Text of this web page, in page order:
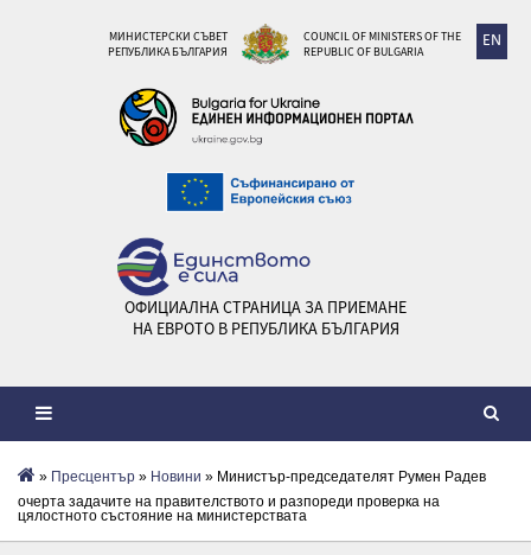
EN
МИНИСТЕРСКИ СЪВЕТ
РЕПУБЛИКА БЪЛГАРИЯ
COUNCIL OF MINISTERS OF THE
REPUBLIC OF BULGARIA
ОФИЦИАЛНА СТРАНИЦА ЗА ПРИЕМАНЕ
НА ЕВРОТО В РЕПУБЛИКА БЪЛГАРИЯ
» Пресцентър » Новини » Министър-председателят Румен Радев
очерта задачите на правителството и разпореди проверка на
цялостното състояние на министерствата